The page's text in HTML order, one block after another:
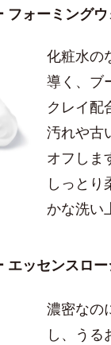
ォーミングウ
化粧水の
導く、ブ
クレイ配
汚れや古
オフしま
しっとり
かな洗い
ッセンスロー
濃密なの
し、うる